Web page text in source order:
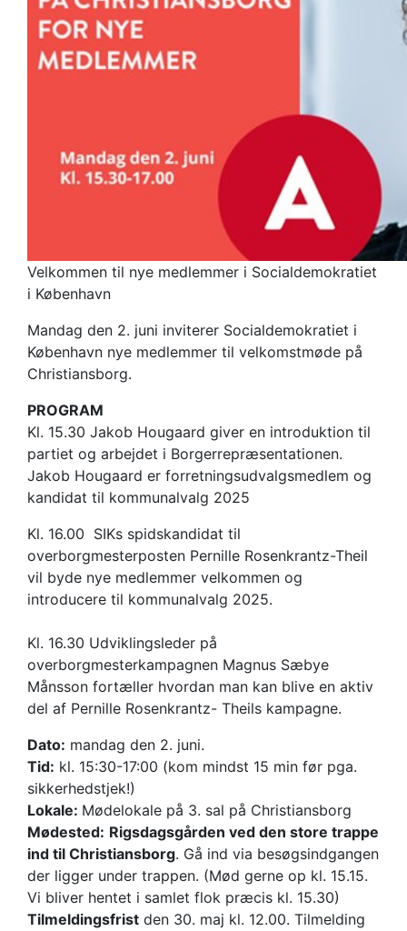
Velkommen til nye medlemmer i Socialdemokratiet
i København
Mandag den 2. juni inviterer Socialdemokratiet i
København nye medlemmer til velkomstmøde på
Christiansborg.
PROGRAM
Kl. 15.30 Jakob Hougaard giver en introduktion til
partiet og arbejdet i Borgerrepræsentationen.
Jakob Hougaard er forretningsudvalgsmedlem og
kandidat til kommunalvalg 2025
Kl. 16.00 SIKs spidskandidat til
overborgmesterposten Pernille Rosenkrantz-Theil
vil byde nye medlemmer velkommen og
introducere til kommunalvalg 2025.
Kl. 16.30 Udviklingsleder på
overborgmesterkampagnen Magnus Sæbye
Månsson fortæller hvordan man kan blive en aktiv
del af Pernille Rosenkrantz- Theils kampagne.
Dato: mandag den 2. juni.
Tid: kl. 15:30-17:00 (kom mindst 15 min før pga.
sikkerhedstjek!)
Lokale: Mødelokale på 3. sal på Christiansborg
Mødested: Rigsdagsgården ved den store trappe
ind til Christiansborg. Gå ind via besøgsindgangen
der ligger under trappen. (Mød gerne op kl. 15.15.
Vi bliver hentet i samlet flok præcis kl. 15.30)
Tilmeldingsfrist den 30. maj kl. 12.00. Tilmelding